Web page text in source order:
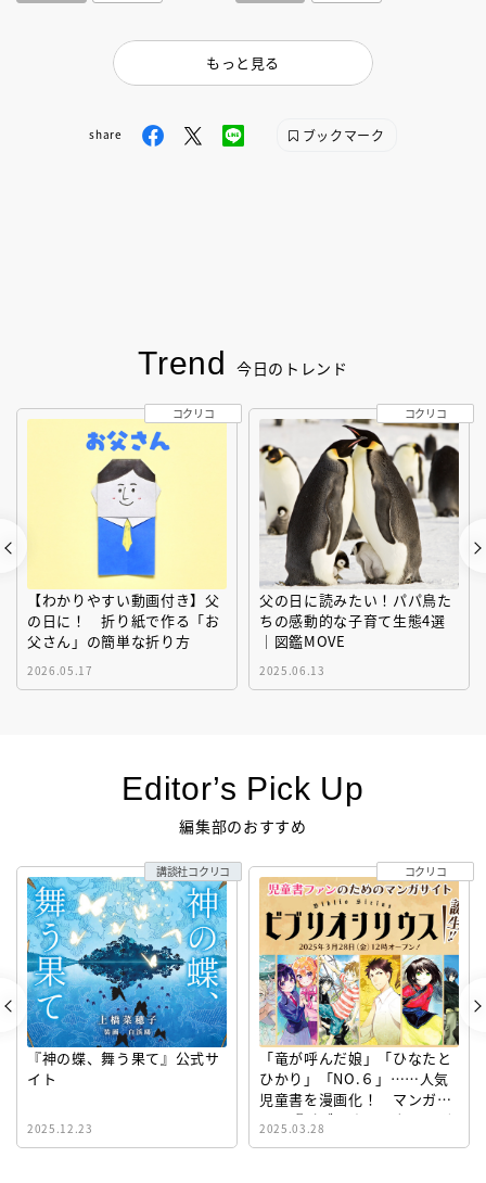
もっと見る
share ブックマーク
Trend 今日のトレンド
【わかりやすい動画付き】父
の日に！ 折り紙で作る「お
父さん」の簡単な折り方
2026.05.17
コクリコ
父の日に読みたい！パパ鳥た
ちの感動的な子育て生態4選
｜図鑑MOVE
2025.06.13
コクリコ
Editor’s Pick Up
編集部のおすすめ
『神の蝶、舞う果て』公式サ
イト
2025.12.23
講談社コクリコ
「竜が呼んだ娘」「ひなたと
ひかり」「NO.６」……人気
児童書を漫画化！ マンガサ
イト『ビブリオシリウス』誕
生！
2025.03.28
コクリコ